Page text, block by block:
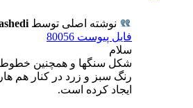
نوشته اصلی توسط
فایل پیوست 80056
سلام
شکل سنگها و همچنین
رنگ سبز و زرد در کنار هم
ایجاد کرده است.